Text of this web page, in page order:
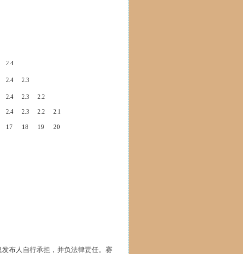
2.4
2.4 2.3
2.4 2.3 2.2
2.4 2.3 2.2 2.1
17 18 19 20
布人自行承担，并负法律责任。赛